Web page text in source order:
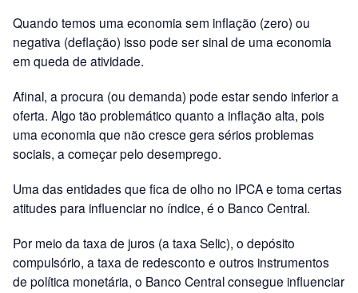
Quando temos uma economia sem inflação (zero) ou
negativa (deflação) isso pode ser sinal de uma economia
em queda de atividade.
Afinal, a procura (ou demanda) pode estar sendo inferior a
oferta. Algo tão problemático quanto a inflação alta, pois
uma economia que não cresce gera sérios problemas
sociais, a começar pelo desemprego.
Uma das entidades que fica de olho no IPCA e toma certas
atitudes para influenciar no índice, é o Banco Central.
Por meio da taxa de juros (a taxa Selic), o depósito
compulsório, a taxa de redesconto e outros instrumentos
de política monetária, o Banco Central consegue influenciar